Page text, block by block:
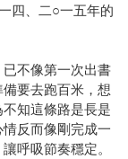
四、二○一五年的
不像第一次出書
要去跑百米，想
知這條路是長是
反而像剛完成一
呼吸節奏穩定。